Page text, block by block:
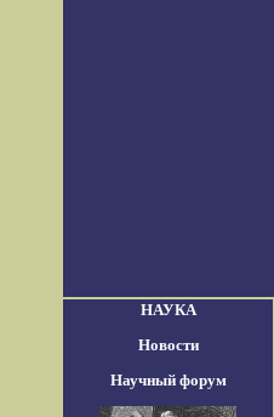
НАУКА
Новости
Научный форум